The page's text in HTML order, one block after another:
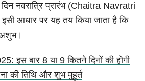
नवरात्रि प्रारंभ (Chaitra Navratri
इसी आधार पर यह तय किया जाता है कि
अशुभ।
इस बार 8 या 9 कितने दिनों की होगी
की तिथि और शुभ मुहूर्त